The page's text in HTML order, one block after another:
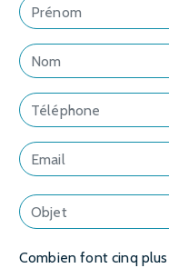
Combien font cinq